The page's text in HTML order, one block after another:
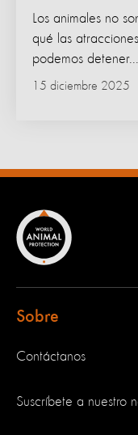
15 diciembre 2025
Los animales no
qué las
podemos detener...
Sobre
Contáctanos
Suscríbete a nuestro